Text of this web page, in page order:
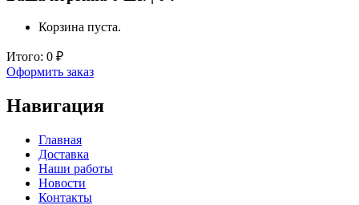
Корзина пуста.
Итого: 0 ₽
Оформить заказ
Навигация
Главная
Доставка
Наши работы
Новости
Контакты